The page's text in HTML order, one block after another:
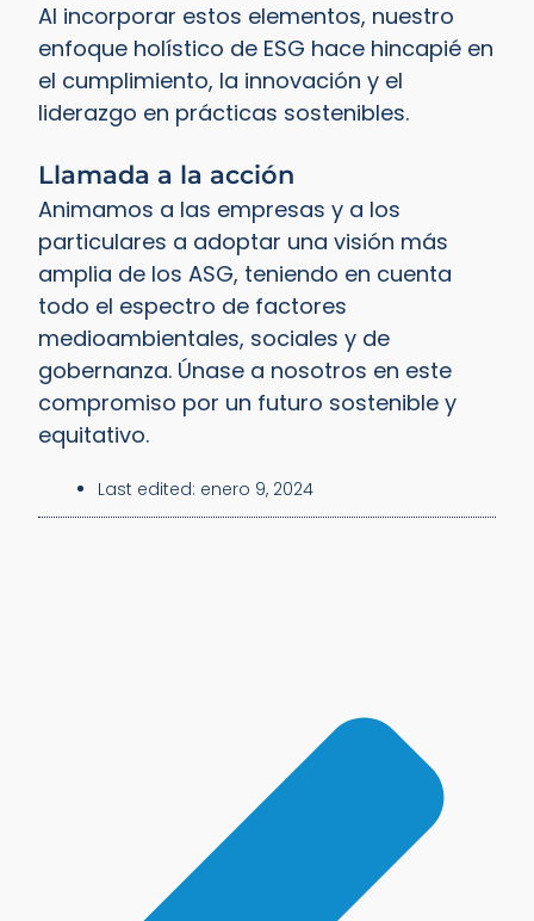
Al incorporar estos elementos, nuestro
enfoque holístico de ESG hace hincapié en
el cumplimiento, la innovación y el
liderazgo en prácticas sostenibles.
Llamada a la acción
Animamos a las empresas y a los
particulares a adoptar una visión más
amplia de los ASG, teniendo en cuenta
todo el espectro de factores
medioambientales, sociales y de
gobernanza. Únase a nosotros en este
compromiso por un futuro sostenible y
equitativo.
Last edited: enero 9, 2024